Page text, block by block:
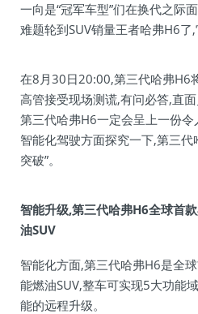
一向是“冠军车型”们在换代之际
难题轮到SUV销量王者哈弗H6了
在8月30日20:00,第三代哈弗H6
高管接受现场测谎,有问必答,直
第三代哈弗H6一定会呈上一份
智能化驾驶方面探究一下,第三
突破”。
智能升级,第三代哈弗H6全球首
油SUV
智能化方面,第三代哈弗H6是全
能燃油SUV,整车可实现5大功能
能的远程升级。